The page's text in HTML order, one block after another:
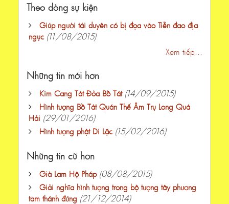
Theo dòng sự kiện
Giúp người tái duyên có bị đọa vào Tiễn đao địa
ngục (11/08/2015)
Xem tiếp...
Những tin mới hơn
Kim Cang Tát Đỏa Bồ Tát (14/09/2015)
Hình tượng Bồ Tát Quán Thế Âm Trụ Long Quá
Hải (29/01/2016)
Hình tượng phật Di Lặc (15/02/2016)
Những tin cũ hơn
Già Lam Hộ Pháp (08/08/2015)
Giải nghĩa hình tượng trong bộ tượng tây phương
tam thánh đứng (21/12/2014)